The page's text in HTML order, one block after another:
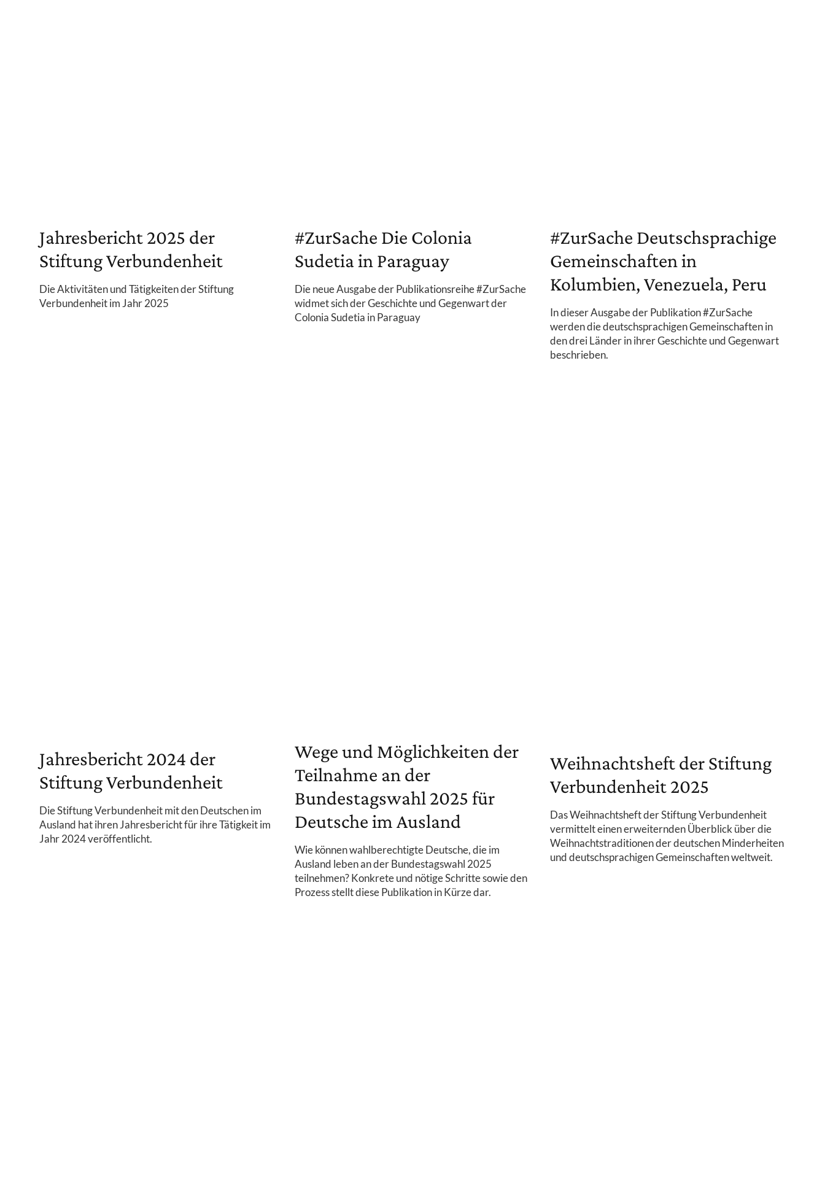
Jahresbericht 2025 der
Stiftung Verbundenheit
Die Aktivitäten und Tätigkeiten der Stiftung
Verbundenheit im Jahr 2025
#ZurSache Die Colonia
Sudetia in Paraguay
Die neue Ausgabe der Publikationsreihe #ZurSache
widmet sich der Geschichte und Gegenwart der
Colonia Sudetia in Paraguay
#ZurSache Deutschsprachige
Gemeinschaften in
Kolumbien, Venezuela, Peru
In dieser Ausgabe der Publikation #ZurSache
werden die deutschsprachigen Gemeinschaften in
den drei Länder in ihrer Geschichte und Gegenwart
beschrieben.
Jahresbericht 2024 der
Stiftung Verbundenheit
Die Stiftung Verbundenheit mit den Deutschen im
Ausland hat ihren Jahresbericht für ihre Tätigkeit im
Jahr 2024 veröffentlicht.
Wege und Möglichkeiten der
Teilnahme an der
Bundestagswahl 2025 für
Deutsche im Ausland
Wie können wahlberechtigte Deutsche, die im
Ausland leben an der Bundestagswahl 2025
teilnehmen? Konkrete und nötige Schritte sowie den
Prozess stellt diese Publikation in Kürze dar.
Weihnachtsheft der Stiftung
Verbundenheit 2025
Das Weihnachtsheft der Stiftung Verbundenheit
vermittelt einen erweiternden Überblick über die
Weihnachtstraditionen der deutschen Minderheiten
und deutschsprachigen Gemeinschaften weltweit.